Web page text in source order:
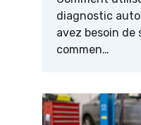
diagnostic
avez besoin de
commen…